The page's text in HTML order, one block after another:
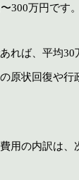
300万円です。
れば、平均
原状回復や行
用の内訳は、